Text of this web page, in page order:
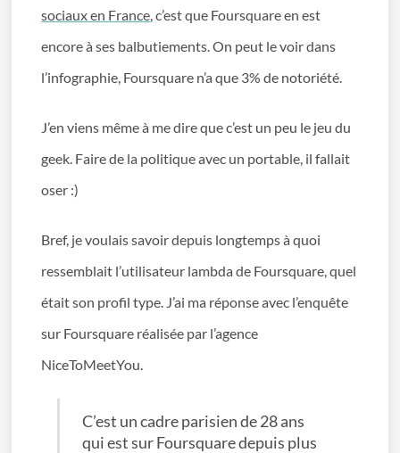
sociaux en France, c’est que Foursquare en est
encore à ses balbutiements. On peut le voir dans
l’infographie, Foursquare n’a que 3% de notoriété.
J’en viens même à me dire que c’est un peu le jeu du
geek. Faire de la politique avec un portable, il fallait
oser :)
Bref, je voulais savoir depuis longtemps à quoi
ressemblait l’utilisateur lambda de Foursquare, quel
était son profil type. J’ai ma réponse avec l’enquête
sur Foursquare réalisée par l’agence
NiceToMeetYou.
C’est un cadre parisien de 28 ans
qui est sur Foursquare depuis plus